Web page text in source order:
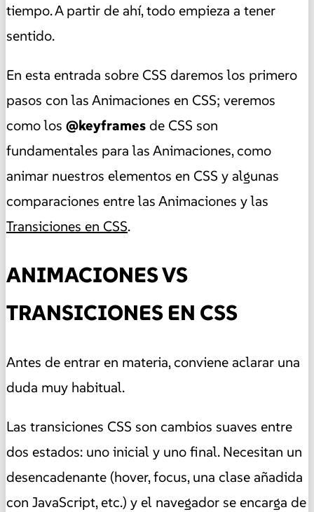
tiempo. A partir de ahí, todo empieza a tener
sentido.
En esta entrada sobre CSS daremos los primero
pasos con las Animaciones en CSS; veremos
como los @keyframesde CSS son
fundamentales para las Animaciones, como
animar nuestros elementos en CSS y algunas
comparaciones entre las Animaciones y las
Transiciones en CSS.
ANIMACIONES VS
TRANSICIONES EN CSS
Antes de entrar en materia, conviene aclarar una
duda muy habitual.
Las transiciones CSS son cambios suaves entre
dos estados: uno inicial y uno final. Necesitan un
desencadenante (hover, focus, una clase añadida
con JavaScript, etc.) y el navegador se encarga de